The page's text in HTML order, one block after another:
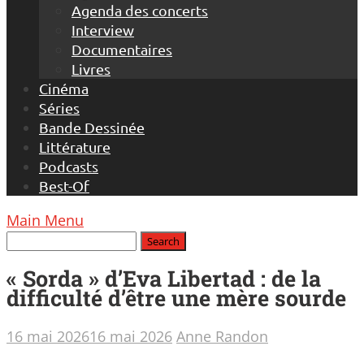
Agenda des concerts
Interview
Documentaires
Livres
Cinéma
Séries
Bande Dessinée
Littérature
Podcasts
Best-Of
Main Menu
« Sorda » d’Eva Libertad : de la
difficulté d’être une mère sourde
16 mai 202616 mai 2026 Anne Randon